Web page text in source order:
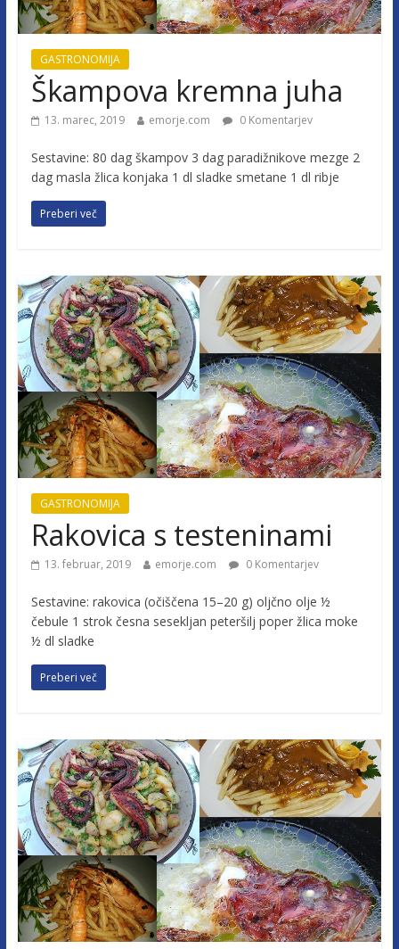
GASTRONOMIJA
Škampova kremna juha
13. marec, 2019 emorje.com 0 Komentarjev
Sestavine: 80 dag škampov 3 dag paradižnikove mezge 2
dag masla žlica konjaka 1 dl sladke smetane 1 dl ribje
Preberi več
GASTRONOMIJA
Rakovica s testeninami
13. februar, 2019 emorje.com 0 Komentarjev
Sestavine: rakovica (očiščena 15–20 g) oljčno olje ½
čebule 1 strok česna sesekljan peteršilj poper žlica moke
½ dl sladke
Preberi več